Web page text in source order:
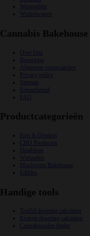
Wensenlijst
Winkelwagen
Cannabis Bakehouse
Over Ons
Bezorging
Algemene voorwaarden
Privacy policy
Sitemap
Retourbeleid
FAQ
Productcategorieën
Eten & Drinken
CBD Producten
Headshop
Wietzaden
Mushroom Bakehouse
Edibles
Handige tools
Truffel dosering calculator
Kratom dosering calculator
Cannabiszaden finder